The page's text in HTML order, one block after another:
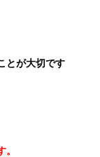
とが大切です